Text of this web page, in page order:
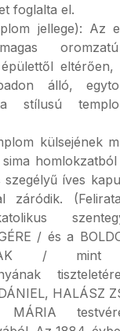
foglalta el.
jellege): Az
eltérően,
álló,
stílusú
külsejének
szegélyű íves
záródik.
/ és a
/ mint
HALÁSZ
MÁRIA